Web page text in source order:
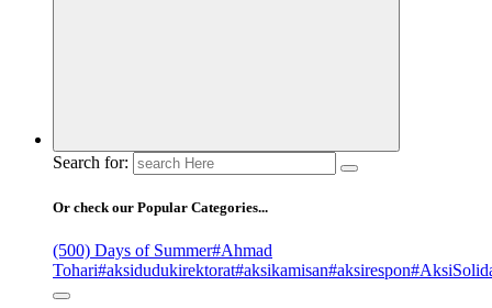
Search for:
Or check our Popular Categories...
(500) Days of Summer#Ahmad
Tohari#aksidudukirektorat#aksikamisan#aksirespon